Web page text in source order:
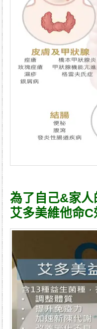
為了自己&家
艾多美維他命C